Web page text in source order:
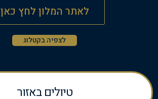
לאתר המלון לחץ כאן
לצפיה בקטלוג
טיולים באזור